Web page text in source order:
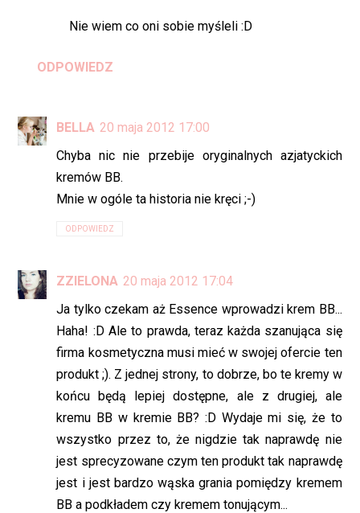
Nie wiem co oni sobie myśleli :D
ODPOWIEDZ
BELLA 20 maja 2012 17:00
Chyba nic nie przebije oryginalnych azjatyckich
kremów BB.
Mnie w ogóle ta historia nie kręci ;-)
ODPOWIEDZ
ZZIELONA 20 maja 2012 17:04
Ja tylko czekam aż Essence wprowadzi krem BB...
Haha! :D Ale to prawda, teraz każda szanująca się
firma kosmetyczna musi mieć w swojej ofercie ten
produkt ;). Z jednej strony, to dobrze, bo te kremy w
końcu będą lepiej dostępne, ale z drugiej, ale
kremu BB w kremie BB? :D Wydaje mi się, że to
wszystko przez to, że nigdzie tak naprawdę nie
jest sprecyzowane czym ten produkt tak naprawdę
jest i jest bardzo wąska grania pomiędzy kremem
BB a podkładem czy kremem tonującym...